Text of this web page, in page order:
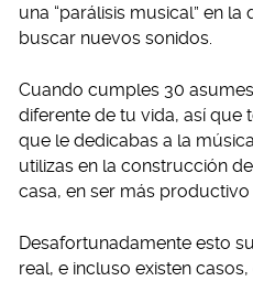
una “parálisis musical” en
buscar nuevos sonidos.
Cuando cumples 30
diferente de tu vida, así que
que le dedicabas a la
utilizas en la construcción
casa, en ser más productivo
Desafortunadamente esto
real, e incluso existen